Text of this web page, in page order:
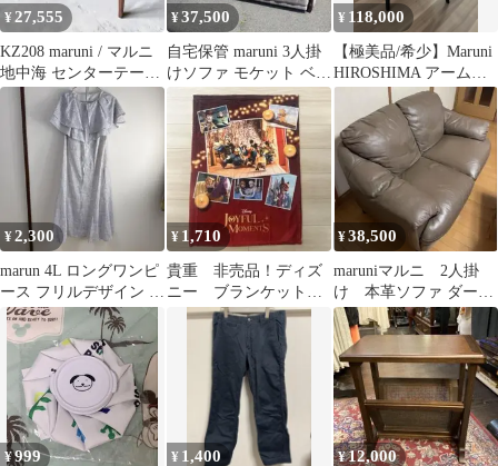
¥27,555
KZ208 maruni / マルニ
地中海 センターテーブ
ル リビングテーブル
¥37,500
自宅保管 maruni 3人掛
けソファ モケット ベロ
ア ベルベット 昭和レト
¥ 118,000
【極美品/希少】Maruni
HIROSHIMA アームチ
¥2,300
marun 4L ロングワンピ
ース フリルデザイン ラ
イトグレー
¥ 1,710
貴重 非売品！ディズ
ニー ブランケット
MARUNOUCHI
¥38,500
maruniマルニ 2人掛
け 本革ソファ ダーク
ブラウン
¥999 ¥ 1,400 ¥12,000